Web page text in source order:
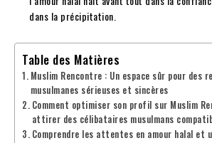
dans la précipitation.
Table des Matières
Muslim Rencontre : Un espace sûr pour des
musulmanes sérieuses et sincères
Comment optimiser son profil sur Muslim
attirer des célibataires musulmans
Comprendre les attentes en amour halal et